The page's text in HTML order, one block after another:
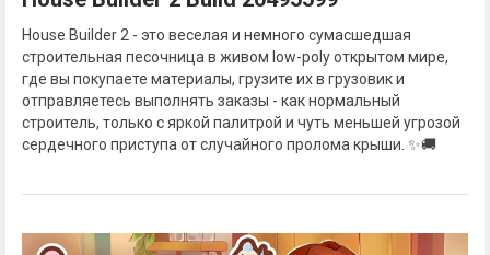
House Builder 2 - это веселая и немного сумасшедшая
строительная песочница в живом low-poly открытом мире,
где вы покупаете материалы, грузите их в грузовик и
отправляетесь выполнять заказы - как нормальный
строитель, только с яркой палитрой и чуть меньшей угрозой
сердечного приступа от случайного пролома крыши. ✨🚚